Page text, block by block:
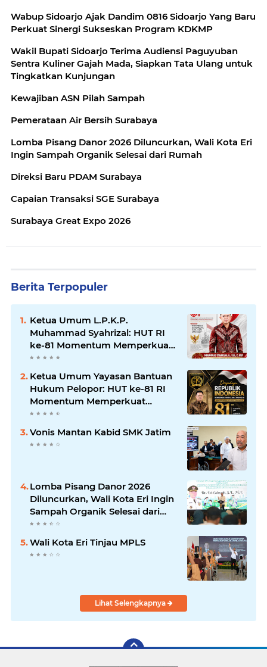
Wabup Sidoarjo Ajak Dandim 0816 Sidoarjo Yang Baru
Perkuat Sinergi Sukseskan Program KDKMP
Wakil Bupati Sidoarjo Terima Audiensi Paguyuban
Sentra Kuliner Gajah Mada, Siapkan Tata Ulang untuk
Tingkatkan Kunjungan
Kewajiban ASN Pilah Sampah
Pemerataan Air Bersih Surabaya
Lomba Pisang Danor 2026 Diluncurkan, Wali Kota Eri
Ingin Sampah Organik Selesai dari Rumah
Direksi Baru PDAM Surabaya
Capaian Transaksi SGE Surabaya
Surabaya Great Expo 2026
Berita Terpopuler
Ketua Umum L.P.K.P.
Muhammad Syahrizal: HUT RI
ke-81 Momentum Memperkuat
Persatuan dan Keadilan bagi
Ketua Umum Yayasan Bantuan
Hukum Pelopor: HUT ke-81 RI
Momentum Memperkuat
Keadilan, Persatuan, dan
Vonis Mantan Kabid SMK Jatim
Lomba Pisang Danor 2026
Diluncurkan, Wali Kota Eri Ingin
Sampah Organik Selesai dari
Rumah
Wali Kota Eri Tinjau MPLS
Lihat Selengkapnya